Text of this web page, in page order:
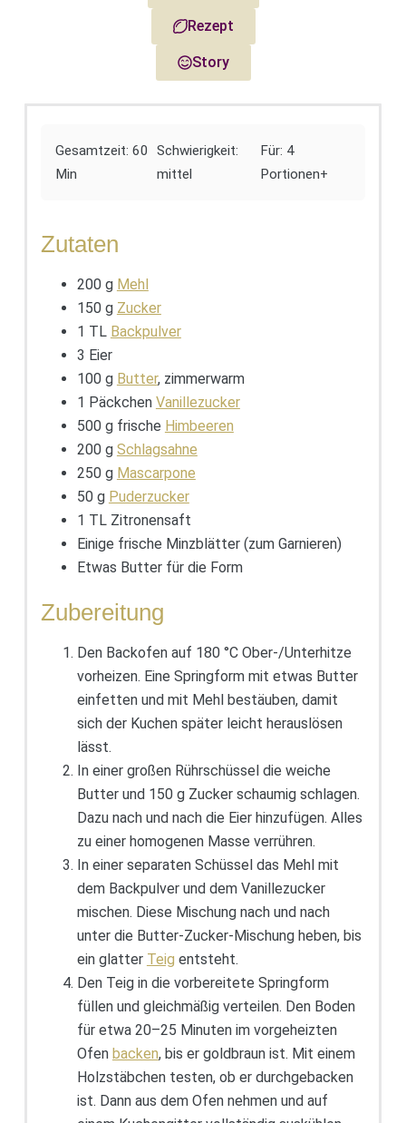
Rezept
Story
Gesamtzeit: 60
Min
Schwierigkeit:
mittel
Für: 4
Portionen+
Zutaten
200 g Mehl
150 g Zucker
1 TL Backpulver
3 Eier
100 g Butter, zimmerwarm
1 Päckchen Vanillezucker
500 g frische Himbeeren
200 g Schlagsahne
250 g Mascarpone
50 g Puderzucker
1 TL Zitronensaft
Einige frische Minzblätter (zum Garnieren)
Etwas Butter für die Form
Zubereitung
Den Backofen auf 180 °C Ober-/Unterhitze
vorheizen. Eine Springform mit etwas Butter
einfetten und mit Mehl bestäuben, damit
sich der Kuchen später leicht herauslösen
lässt.
In einer großen Rührschüssel die weiche
Butter und 150 g Zucker schaumig schlagen.
Dazu nach und nach die Eier hinzufügen. Alles
zu einer homogenen Masse verrühren.
In einer separaten Schüssel das Mehl mit
dem Backpulver und dem Vanillezucker
mischen. Diese Mischung nach und nach
unter die Butter-Zucker-Mischung heben, bis
ein glatter Teig entsteht.
Den Teig in die vorbereitete Springform
füllen und gleichmäßig verteilen. Den Boden
für etwa 20–25 Minuten im vorgeheizten
Ofen backen, bis er goldbraun ist. Mit einem
Holzstäbchen testen, ob er durchgebacken
ist. Dann aus dem Ofen nehmen und auf